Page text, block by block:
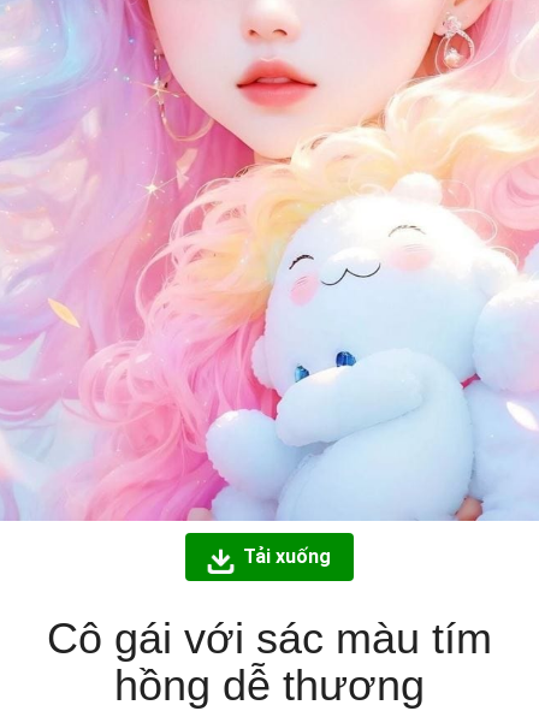
Tải xuống
Cô gái với sác màu tím
hồng dễ thương